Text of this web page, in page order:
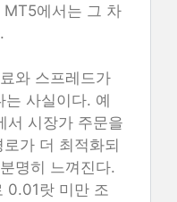
MT5에서는 그 차
와 스프레드가
사실이다. 예
서 시장가 주문을
가 더 최적화되
명히 느껴진다.
0.01랏 미만 조